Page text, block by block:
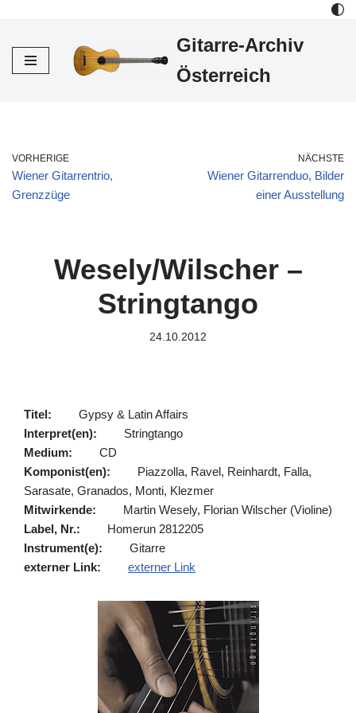
Inhalt
Gitarre-Archiv
Österreich
VORHERIGE
Wiener Gitarrentrio,
Grenzzüge
NÄCHSTE
Wiener Gitarrenduo, Bilder
einer Ausstellung
Wesely/Wilscher –
Stringtango
24.10.2012
Titel:
Gypsy & Latin Affairs
Interpret(en):
Stringtango
Medium:
CD
Komponist(en):
Piazzolla, Ravel, Reinhardt, Falla,
Sarasate, Granados, Monti, Klezmer
Mitwirkende:
Martin Wesely, Florian Wilscher (Violine)
Label, Nr.:
Homerun 2812205
Instrument(e):
Gitarre
externer Link:
externer Link